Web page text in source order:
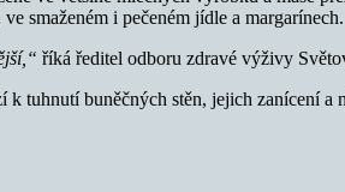
smaženém i pečeném jídle a margarínech.
říká ředitel odboru zdravé výživy
buněčných stěn, jejich zanícení a